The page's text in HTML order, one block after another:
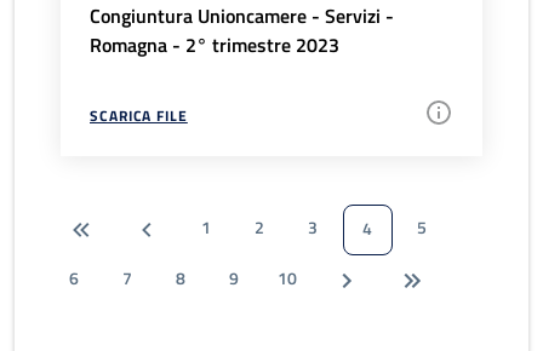
Congiuntura Unioncamere - Servizi -
Romagna - 2° trimestre 2023
SCARICA FILE
1 2 3 4
5
6
7 8 9 10